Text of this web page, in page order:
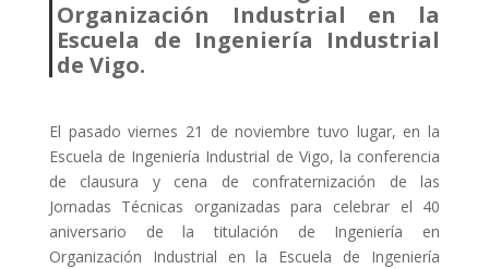
Organización Industrial en la
Escuela de Ingeniería Industrial
de Vigo.
El pasado viernes 21 de noviembre tuvo lugar, en la
Escuela de Ingeniería Industrial de Vigo, la conferencia
de clausura y cena de confraternización de las
Jornadas Técnicas organizadas para celebrar el 40
aniversario de la titulación de Ingeniería en
Organización Industrial en la Escuela de Ingeniería